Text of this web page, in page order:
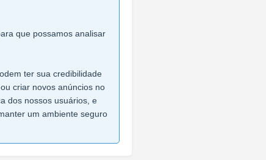
que possamos analisar
ter sua credibilidade
criar novos anúncios no
dos nossos usuários, e
um ambiente seguro